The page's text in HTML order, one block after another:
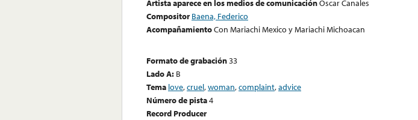
Artista aparece en los medios de comunicaciónOscar Canales
Compositor Baena, Federico
AcompañamientoCon Mariachi Mexico y Mariachi Michoacan
Formato de grabación33
Lado A: B
Tema love,cruel,woman,complaint,advice
Número de pista4
Record Producer